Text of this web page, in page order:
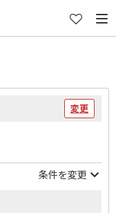
変更
条件を変更